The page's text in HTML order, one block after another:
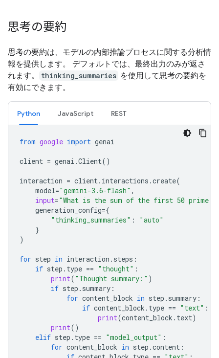
思考の要約
思考の要約は、モデルの内部推論プロセスに関する分析情
報を提供します。 デフォルトでは、最終出力のみが返さ
れます。
thinking_summaries を使用して思考の要約を
有効にできます。
Python JavaScript REST
from google import genai
client = genai .Client()
interaction = client. interactions .create(
model="gemini-3.6-flash" ,
input="What is the sum of the first 50 prime
generation_config={
"thinking_summaries" :
"auto"
}
)
for step in interaction . steps :
if step . type == "thought" :
print( "Thought summary:" )
if step . summary :
for content_block in step . summary :
if content_block . type == "text" :
print(content_block . text)
print()
elif step . type == "model_output" :
for content_block in step .content :